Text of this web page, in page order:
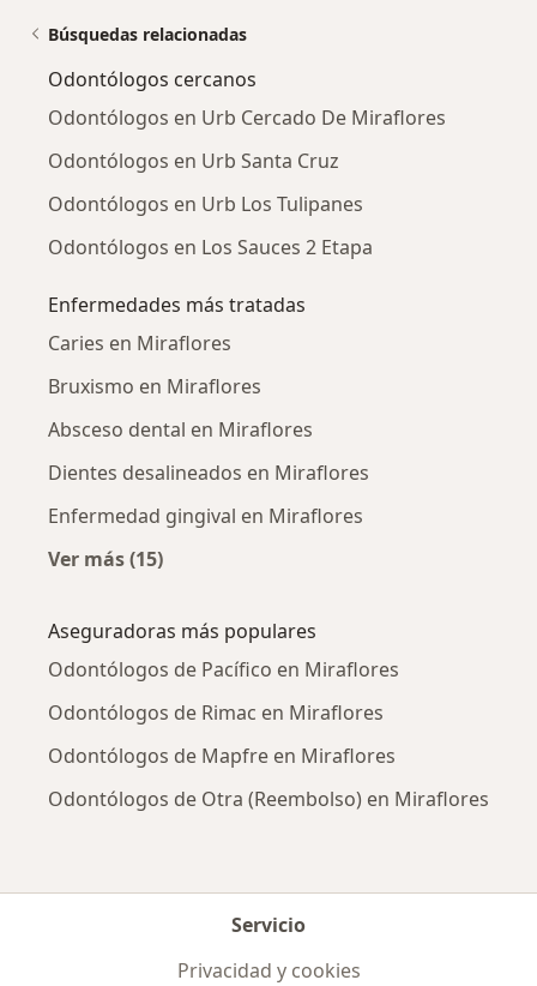
Búsquedas relacionadas
Odontólogos cercanos
Odontólogos en Urb Cercado De Miraflores
Odontólogos en Urb Santa Cruz
Odontólogos en Urb Los Tulipanes
Odontólogos en Los Sauces 2 Etapa
Enfermedades más tratadas
Caries en Miraflores
Bruxismo en Miraflores
Absceso dental en Miraflores
Dientes desalineados en Miraflores
Enfermedad gingival en Miraflores
Ver más (15)
Aseguradoras más populares
Odontólogos de Pacífico en Miraflores
Odontólogos de Rimac en Miraflores
Odontólogos de Mapfre en Miraflores
Odontólogos de Otra (Reembolso) en Miraflores
Servicio
Privacidad y cookies